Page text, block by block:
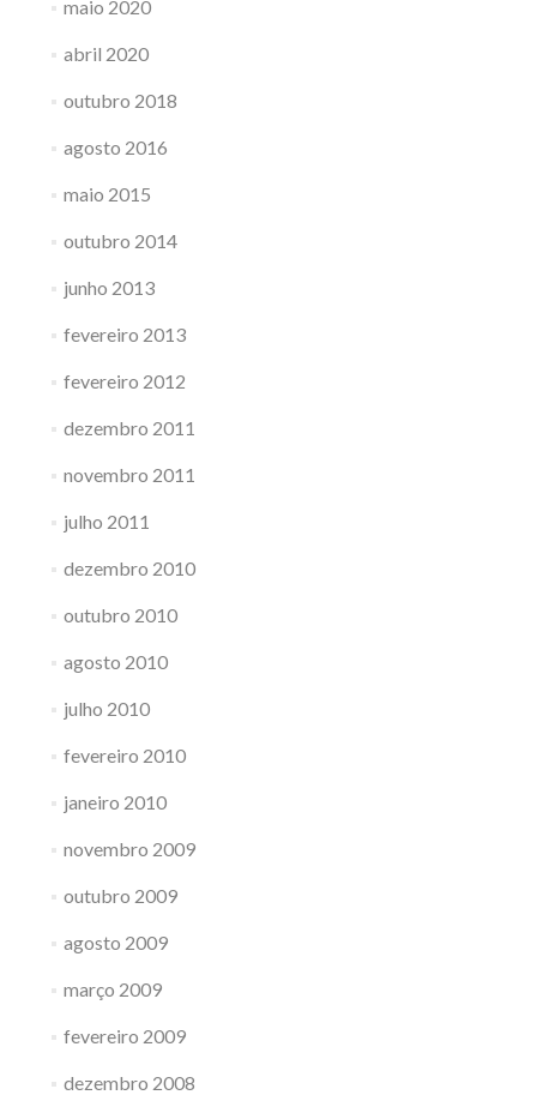
maio 2020
abril 2020
outubro 2018
agosto 2016
maio 2015
outubro 2014
junho 2013
fevereiro 2013
fevereiro 2012
dezembro 2011
novembro 2011
julho 2011
dezembro 2010
outubro 2010
agosto 2010
julho 2010
fevereiro 2010
janeiro 2010
novembro 2009
outubro 2009
agosto 2009
março 2009
fevereiro 2009
dezembro 2008